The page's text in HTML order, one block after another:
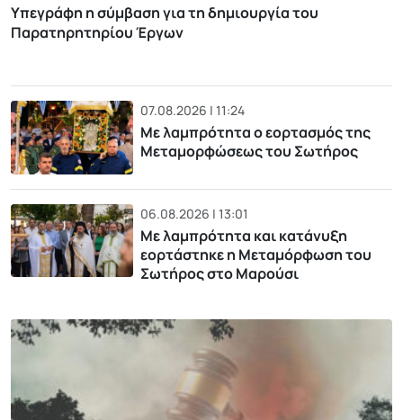
Υπεγράφη η σύμβαση για τη δημιουργία του
Παρατηρητηρίου Έργων
07.08.2026 | 11:24
Με λαμπρότητα ο εορτασμός της
Μεταμορφώσεως του Σωτήρος
06.08.2026 | 13:01
Με λαμπρότητα και κατάνυξη
εορτάστηκε η Μεταμόρφωση του
Σωτήρος στο Μαρούσι